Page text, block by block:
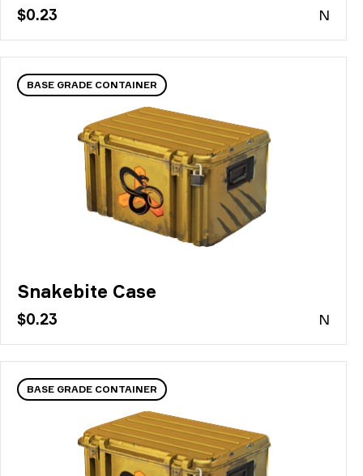
$0.23 N
BASE GRADE CONTAINER
Snakebite Case
$0.23 N
BASE GRADE CONTAINER